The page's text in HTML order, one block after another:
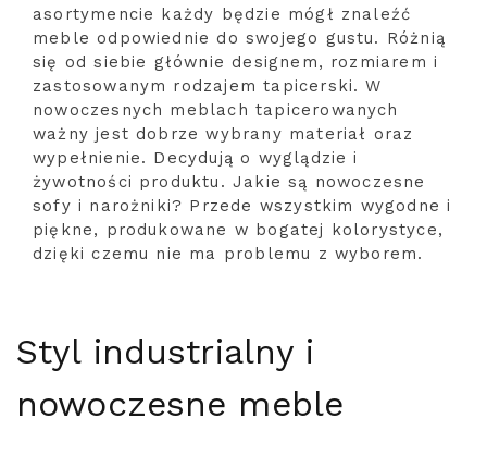
asortymencie każdy będzie mógł znaleźć
meble odpowiednie do swojego gustu. Różnią
się od siebie głównie designem, rozmiarem i
zastosowanym rodzajem tapicerski. W
nowoczesnych meblach tapicerowanych
ważny jest dobrze wybrany materiał oraz
wypełnienie. Decydują o wyglądzie i
żywotności produktu. Jakie są nowoczesne
sofy i narożniki? Przede wszystkim wygodne i
piękne, produkowane w bogatej kolorystyce,
dzięki czemu nie ma problemu z wyborem.
Styl industrialny i
nowoczesne meble